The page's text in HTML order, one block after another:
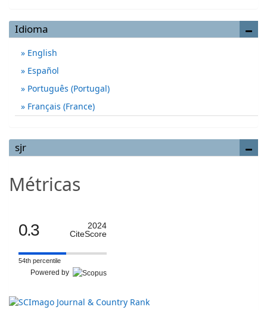
Idioma
English
Español
Português (Portugal)
Français (France)
sjr
Métricas
0.3
2024
CiteScore
54th percentile
Powered by